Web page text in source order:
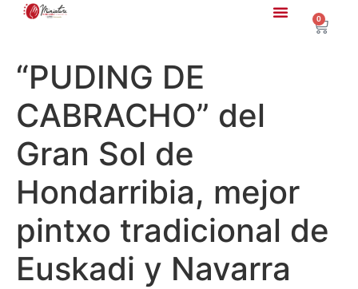
0
“PUDING DE
CABRACHO” del
Gran Sol de
Hondarribia, mejor
pintxo tradicional de
Euskadi y Navarra